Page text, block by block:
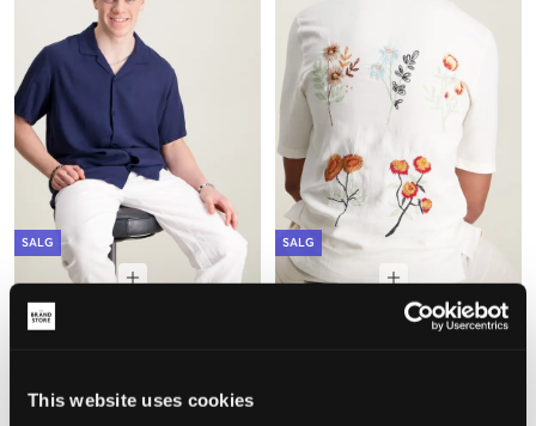
This website uses cookies
SALG
RYVLS
SALG